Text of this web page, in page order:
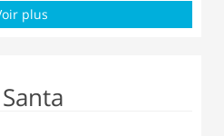
plus